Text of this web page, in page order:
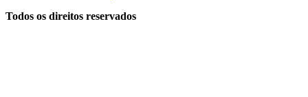
Todos os direitos reservados